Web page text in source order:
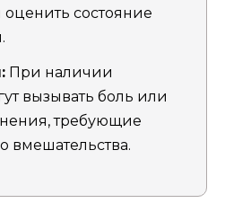
оценить состояние
При наличии
вызывать боль или
требующие
вмешательства.